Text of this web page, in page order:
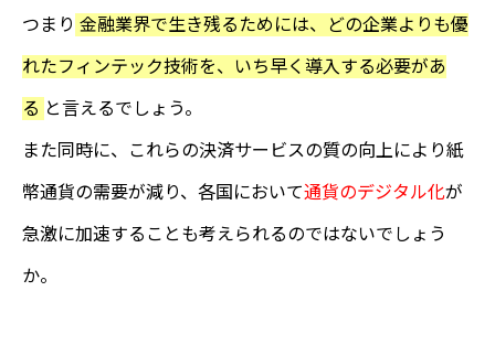
つまり 金融業界で生き残るためには、どの企業よりも優
れたフィンテック技術を、いち早く導入する必要があ
る と言えるでしょう。
また同時に、これらの決済サービスの質の向上により紙
幣通貨の需要が減り、各国において通貨のデジタル化が
急激に加速することも考えられるのではないでしょう
か。